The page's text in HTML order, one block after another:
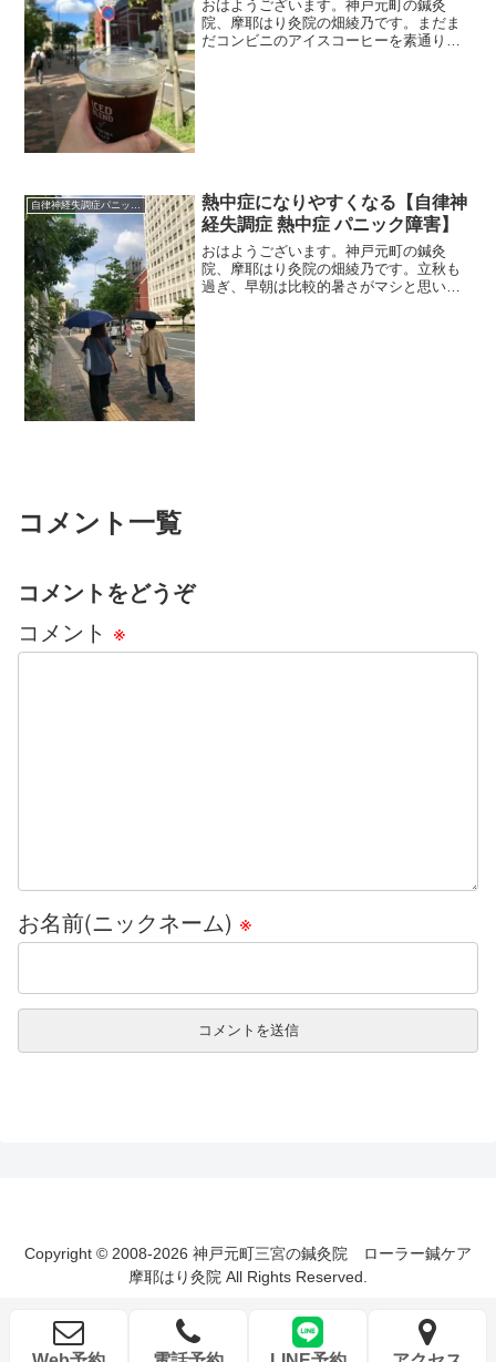
おはようございます。神戸元町の鍼灸
院、摩耶はり灸院の畑綾乃です。まだま
だコンビニのアイスコーヒーを素通りで
自律神経失調症パニック障害
熱中症になりやすくなる【自律神
経失調症 熱中症 パニック障害】
おはようございます。神戸元町の鍼灸
院、摩耶はり灸院の畑綾乃です。立秋も
過ぎ、早朝は比較的暑さがマシと思いき
コメント一覧
コメントをどうぞ
コメント ※
お名前(ニックネーム) ※
Copyright © 2008-2026 神戸元町三宮の鍼灸院 ローラー鍼ケア
摩耶はり灸院 All Rights Reserved.